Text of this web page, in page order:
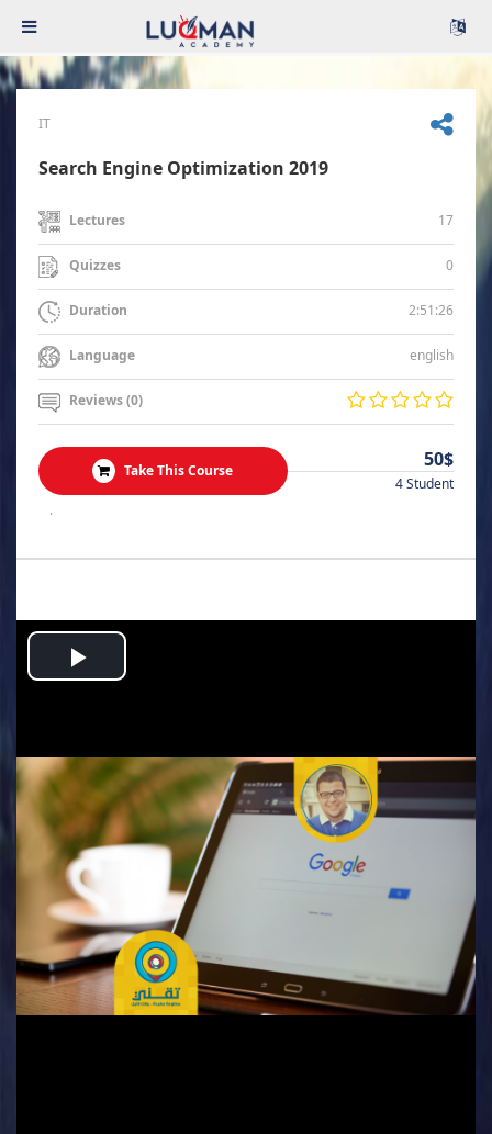
IT
Search Engine Optimization 2019
Lectures 17
Quizzes 0
Duration 2:51:26
Language english
Reviews (0)
Take This Course 50$
4 Student
.
Play